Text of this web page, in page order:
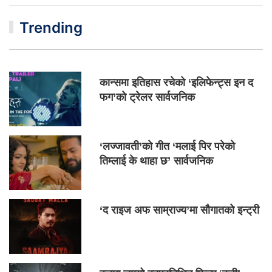
Trending
कान्समा इतिहास रचेको ‘इलिफेन्ट्स इन द
फग’को ट्रेलर सार्वजनिक
‘लज्जावती’को गीत ‘मलाई पिर परेको
तिम्लाई के थाहा छ’ सार्वजनिक
‘द राइज अफ साम्राज्य’मा सौगातको इन्ट्री